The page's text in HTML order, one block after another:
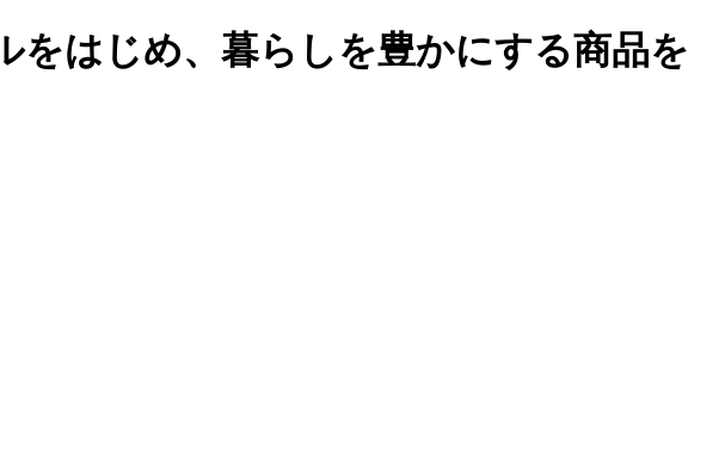
をはじめ、暮らしを豊かにする商品を